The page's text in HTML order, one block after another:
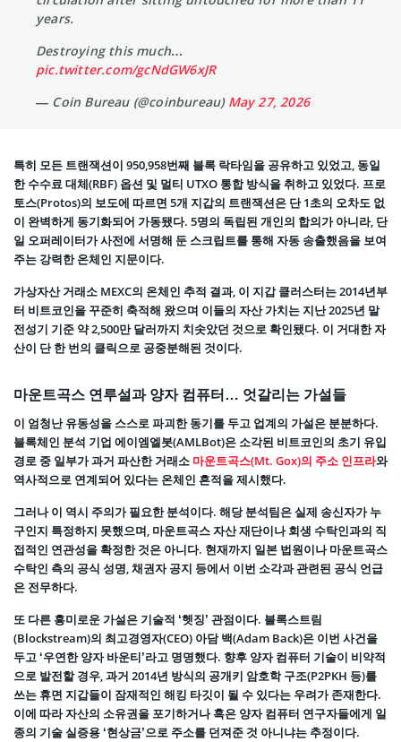
years.
Destroying this much…
pic.twitter.com/gcNdGW6xJR
— Coin Bureau (@coinbureau) May 27, 2026
특히 모든 트랜잭션이 950,958번째 블록 락타임을 공유하고 있었고, 동일
한 수수료 대체(RBF) 옵션 및 멀티 UTXO 통합 방식을 취하고 있었다. 프로
토스(Protos)의 보도에 따르면 5개 지갑의 트랜잭션은 단 1초의 오차도 없
이 완벽하게 동기화되어 가동됐다. 5명의 독립된 개인의 합의가 아니라, 단
일 오퍼레이터가 사전에 서명해 둔 스크립트를 통해 자동 송출했음을 보여
주는 강력한 온체인 지문이다.
가상자산 거래소 MEXC의 온체인 추적 결과, 이 지갑 클러스터는 2014년부
터 비트코인을 꾸준히 축적해 왔으며 이들의 자산 가치는 지난 2025년 말
전성기 기준 약 2,500만 달러까지 치솟았던 것으로 확인됐다. 이 거대한 자
산이 단 한 번의 클릭으로 공중분해된 것이다.
마운트곡스 연루설과 양자 컴퓨터… 엇갈리는 가설들
이 엄청난 유동성을 스스로 파괴한 동기를 두고 업계의 가설은 분분하다.
블록체인 분석 기업 에이엠엘봇(AMLBot)은 소각된 비트코인의 초기 유입
경로 중 일부가 과거 파산한 거래소 마운트곡스(Mt. Gox)의 주소 인프라와
역사적으로 연계되어 있다는 온체인 흔적을 제시했다.
그러나 이 역시 주의가 필요한 분석이다. 해당 분석팀은 실제 송신자가 누
구인지 특정하지 못했으며, 마운트곡스 자산 재단이나 회생 수탁인과의 직
접적인 연관성을 확정한 것은 아니다. 현재까지 일본 법원이나 마운트곡스
수탁인 측의 공식 성명, 채권자 공지 등에서 이번 소각과 관련된 공식 언급
은 전무하다.
또 다른 흥미로운 가설은 기술적 ‘헷징’ 관점이다. 블록스트림
(Blockstream)의 최고경영자(CEO) 아담 백(Adam Back)은 이번 사건을
두고 ‘우연한 양자 바운티’라고 명명했다. 향후 양자 컴퓨터 기술이 비약적
으로 발전할 경우, 과거 2014년 방식의 공개키 암호학 구조(P2PKH 등)를
쓰는 휴면 지갑들이 잠재적인 해킹 타깃이 될 수 있다는 우려가 존재한다.
이에 따라 자산의 소유권을 포기하거나 혹은 양자 컴퓨터 연구자들에게 일
종의 기술 실증용 ‘현상금’으로 주소를 던져준 것 아니냐는 추정이다.